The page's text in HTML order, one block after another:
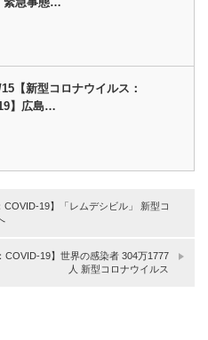
【新型コロナウイルス：
】広島…
19】「レムデシビル」 新型コ
COVID-19】世界の感染者 304万1777
人 新型コロナウイルス